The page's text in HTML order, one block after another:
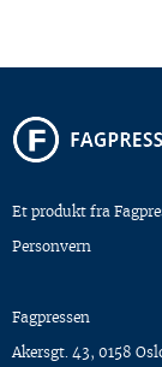
Et produkt fra
Personvern
Fagpressen
Akersgt. 43, 0158